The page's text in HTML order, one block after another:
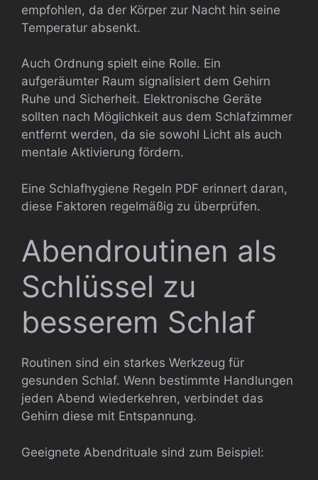
empfohlen, da der Körper zur Nacht hin seine
Temperatur absenkt.
Auch Ordnung spielt eine Rolle. Ein
aufgeräumter Raum signalisiert dem Gehirn
Ruhe und Sicherheit. Elektronische Geräte
sollten nach Möglichkeit aus dem Schlafzimmer
entfernt werden, da sie sowohl Licht als auch
mentale Aktivierung fördern.
Eine Schlafhygiene Regeln PDF erinnert daran,
diese Faktoren regelmäßig zu überprüfen.
Abendroutinen als
Schlüssel zu
besserem Schlaf
Routinen sind ein starkes Werkzeug für
gesunden Schlaf. Wenn bestimmte Handlungen
jeden Abend wiederkehren, verbindet das
Gehirn diese mit Entspannung.
Geeignete Abendrituale sind zum Beispiel: